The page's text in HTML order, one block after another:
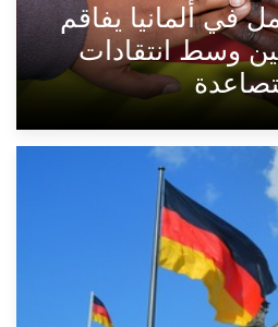
في ألمانيا يفاقم
وسط انتقادات